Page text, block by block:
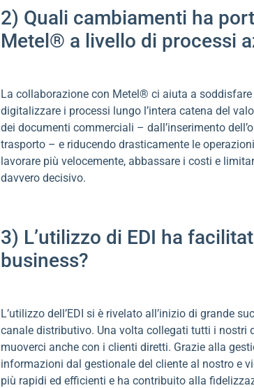
2) Quali cambiamenti ha
Metel® a livello di processi
La collaborazione con Metel® ci aiuta a
digitalizzare i processi lungo l’intera catena del
dei documenti commerciali – dall’inserimento
trasporto – e riducendo drasticamente le
lavorare più velocemente, abbassare i costi e
davvero decisivo.
3) L’utilizzo di EDI ha
business?
L’utilizzo dell’EDI si è rivelato all’inizio di grande
canale distributivo. Una volta collegati tutti i nostri
muoverci anche con i clienti diretti. Grazie alla
informazioni dal gestionale del cliente al nostro e
più rapidi ed efficienti e ha contribuito alla